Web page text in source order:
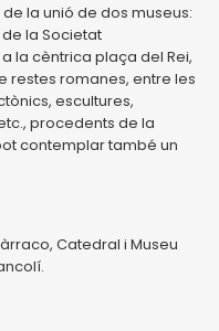
la unió de dos museus:
la Societat
la cèntrica plaça del Rei,
restes romanes, entre les
escultures,
procedents de la
contemplar també un
Catedral i Museu